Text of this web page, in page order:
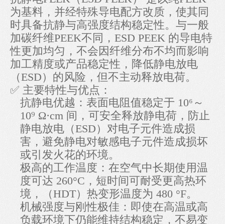
为基料，并经特殊导电配方改质，使其同
时具备抗静与高强度结构稳定性。与一般
加碳纤维PEEK不同，ESD PEEK 的导电特
性更加均匀，不会因纤维分布不均而影响
加工精度或产品稳定性，降低静电放电
（ESD）的风险，但不主动释放电荷。
✅ 主要特性与优点：
抗静电优越：表面电阻值稳定于 10⁶～
10⁹ Ω·cm 间，可安全释放静电荷，防止
静电放电（ESD）对电子元件造成损
害，避免静电对敏感电子元件造成损坏
或引发火花的环境。
极高的工作温度：在空气中长期使用温
度可达 260°C，短时间可耐受更高热环
境，（HDT）热变形温度为 480 °F。
机械强度与刚性极佳：即使在高温或高
负载环境下仍能维持结构稳定，不易变